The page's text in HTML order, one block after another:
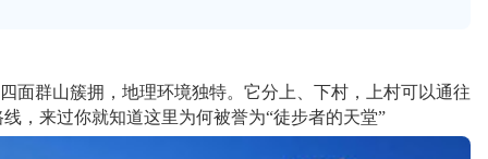
面群山簇拥，地理环境独特。它分上、下村，上村可以通往
，来过你就知道这里为何被誉为“徒步者的天堂”